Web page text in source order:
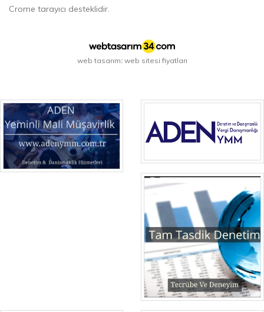
Crome tarayıcı desteklidir.
web tasarım web sitesi fiyatları